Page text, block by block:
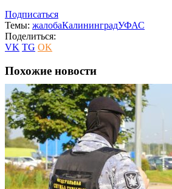
Подписаться
Темы: жалобаКалининградУФАС
Поделиться:
VK TG OK
Похожие новости